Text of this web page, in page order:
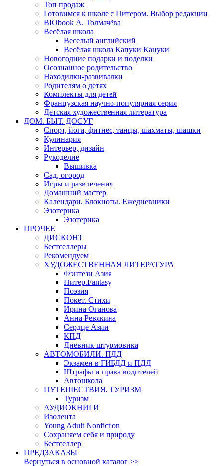
Топ продаж
Готовимся к школе с Питером. Выбор редакции
BIObook А. Толмачёва
Весёлая школа
Веселый английский
Весёлая школа Капуки Кануки
Новогодние подарки и поделки
Осознанное родительство
Находилки-развивалки
Родителям о детях
Комплекты для детей
Французская научно-популярная серия
Детская художественная литература
ДОМ. БЫТ. ДОСУГ
Спорт, йога, фитнес, танцы, шахматы, шашки
Кулинария
Интерьер, дизайн
Рукоделие
Вышивка
Сад, огород
Игры и развлечения
Домашний мастер
Календари. Блокноты. Ежедневники
Эзотерика
Эзотерика
ПРОЧЕЕ
ДИСКОНТ
Бестселлеры
Рекомендуем
ХУДОЖЕСТВЕННАЯ ЛИТЕРАТУРА
Фэнтези Азия
Питер.Fantasy
Поэзия
Покет. Стихи
Ирина Оганова
Анна Ревякина
Сердце Азии
КПД
Дневник штурмовика
АВТОМОБИЛИ. ПДД
Экзамен в ГИБДД и ПДД
Штрафы и права водителей
Автошкола
ПУТЕШЕСТВИЯ. ТУРИЗМ
Туризм
АУДИОКНИГИ
Изолента
Young Adult Nonfiction
Сохраняем себя и природу
Бестселлер
ПРЕДЗАКАЗЫ
Вернуться в основной каталог >>